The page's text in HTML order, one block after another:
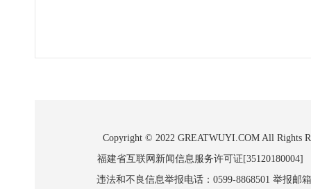
Copyright © 2022 GREATWUYI.COM All Rights
福建省互联网新闻信息服务许可证
违法和不良信息举报电话：0599-8868501 举报邮